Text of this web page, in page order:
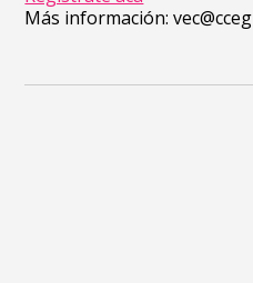
Más información: